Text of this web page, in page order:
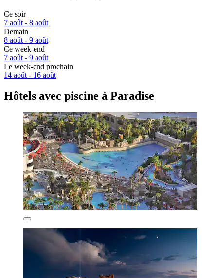
Ce soir
7 août - 8 août
Demain
8 août - 9 août
Ce week-end
7 août - 9 août
Le week-end prochain
14 août - 16 août
Hôtels avec piscine à Paradise